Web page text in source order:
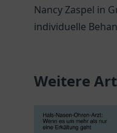
Nancy Zaspel in
individuelle
Weitere